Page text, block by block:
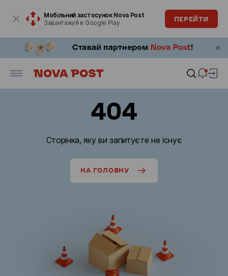
Мобільний застосунок Nova Post
Завантажуй в Google Play
ПЕРЕЙТИ
404
Сторінка, яку ви запитуєте не існує
НА ГОЛОВНУ